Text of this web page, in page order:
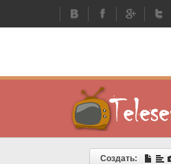
Создать: